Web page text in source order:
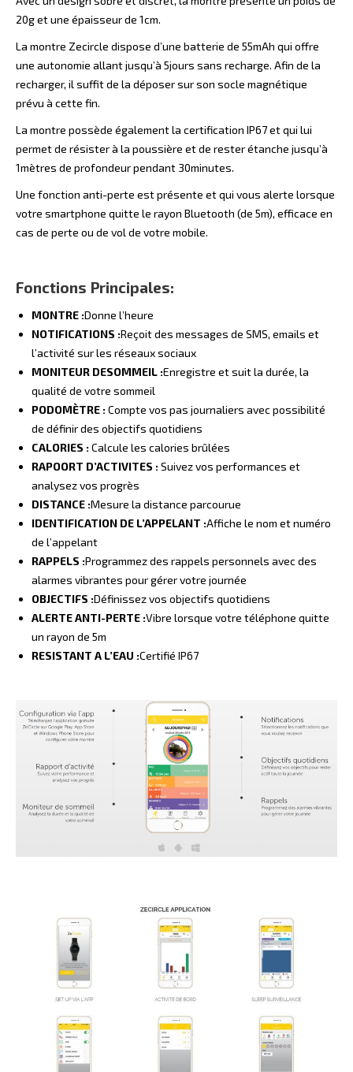
20g et une épaisseur de 1cm.
La montre Zecircle dispose d’une batterie de 55mAh qui offre
une autonomie allant jusqu’à 5jours sans recharge. Afin de la
recharger, il suffit de la déposer sur son socle magnétique
prévu à cette fin.
La montre possède également la certification IP67 et qui lui
permet de résister à la poussière et de rester étanche jusqu’à
1mètres de profondeur pendant 30minutes.
Une fonction anti-perte est présente et qui vous alerte lorsque
votre smartphone quitte le rayon Bluetooth (de 5m), efficace en
cas de perte ou de vol de votre mobile.
Fonctions Principales:
MONTRE :Donne l’heure
NOTIFICATIONS :Reçoit des messages de SMS, emails et
l’activité sur les réseaux sociaux
MONITEUR DESOMMEIL :Enregistre et suit la durée, la
qualité de votre sommeil
PODOMÈTRE :Compte vos pas journaliers avec possibilité
de définir des objectifs quotidiens
CALORIES :Calcule les calories brûlées
RAPOORT D’ACTIVITES :Suivez vos performances et
analysez vos progrès
DISTANCE :Mesure la distance parcourue
IDENTIFICATION DE L’APPELANT :Affiche le nom et numéro
de l’appelant
RAPPELS :Programmez des rappels personnels avec des
alarmes vibrantes pour gérer votre journée
OBJECTIFS :Définissez vos objectifs quotidiens
ALERTE ANTI-PERTE :Vibre lorsque votre téléphone quitte
un rayon de 5m
RESISTANT A L’EAU :Certifié IP67